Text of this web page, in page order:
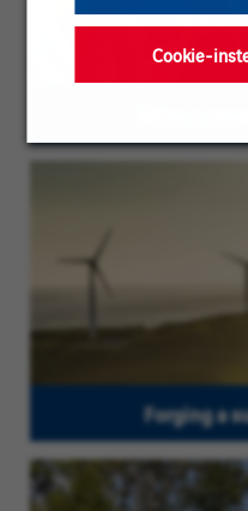
Cookie-
Forging a